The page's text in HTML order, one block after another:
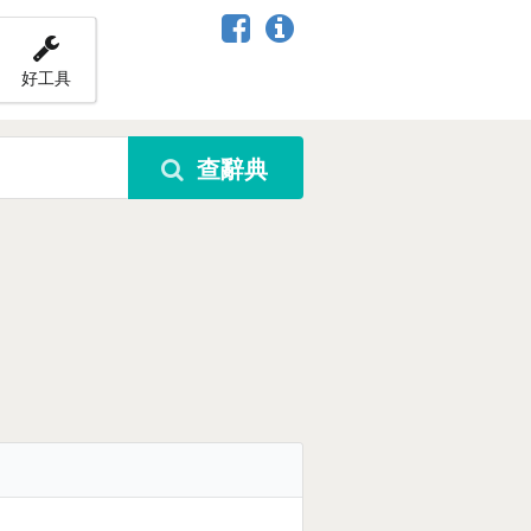
好工具
查辭典